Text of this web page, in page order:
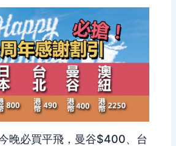
晚必買平飛，曼谷$400、台